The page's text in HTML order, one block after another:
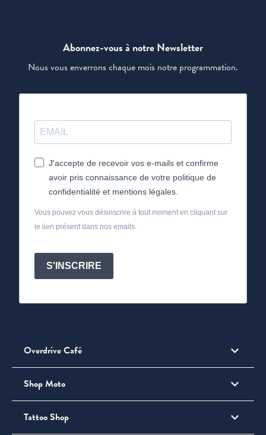
Abonnez-vous à notre Newsletter
Nous vous enverrons chaque mois notre programmation.
J'accepte de recevoir vos e-mails et confirme
avoir pris connaissance de votre politique de
confidentialité et mentions légales.
Vous pouvez vous désinscrire à tout moment en cliquant sur
le lien présent dans nos emails.
S'INSCRIRE
Overdrive Café
Shop Moto
Tattoo Shop